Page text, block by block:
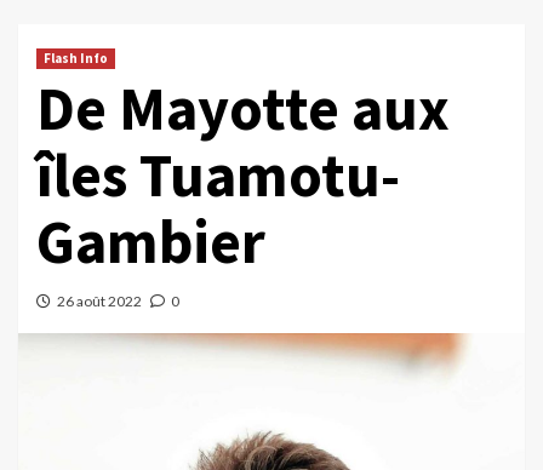
Flash Info
De Mayotte aux
îles Tuamotu-
Gambier
26 août 2022 0